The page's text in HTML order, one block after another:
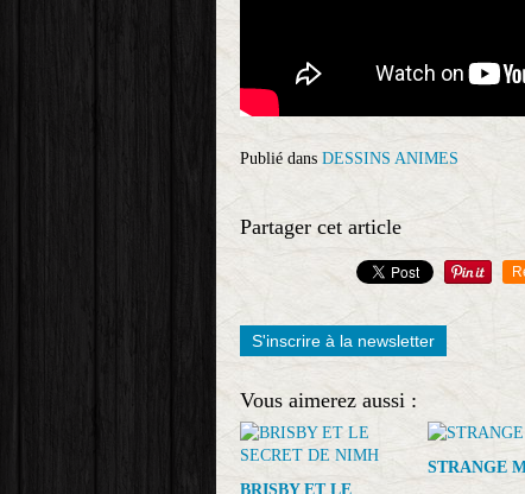
Publié dans DESSINS ANIMES
Partager cet article
S'inscrire à la newsletter
Vous aimerez aussi :
BRISBY ET LE
STRANGE